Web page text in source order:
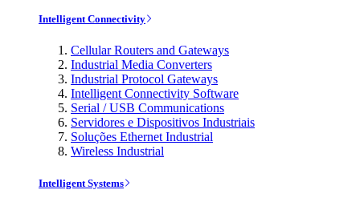
Intelligent Connectivity
Cellular Routers and Gateways
Industrial Media Converters
Industrial Protocol Gateways
Intelligent Connectivity Software
Serial / USB Communications
Servidores e Dispositivos Industriais
Soluções Ethernet Industrial
Wireless Industrial
Intelligent Systems